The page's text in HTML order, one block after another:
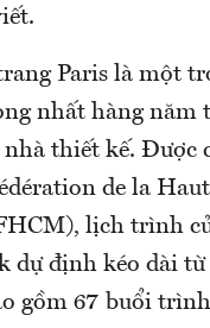
Paris là một
nhất hàng năm
nhà thiết kế. Được
de la
lịch trình
dự định kéo dài từ
gồm 67 buổi